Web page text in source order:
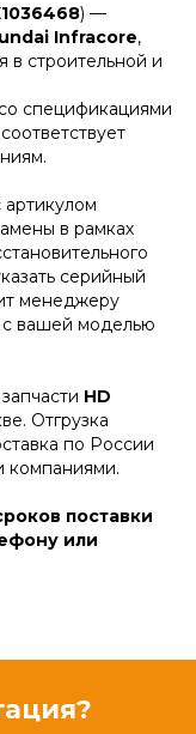
) —
Infracore,
в строительной и
спецификациями
артикулом
в рамках
серийный
менеджеру
с вашей моделью
HD
Отгрузка
по России
компаниями.
поставки
или